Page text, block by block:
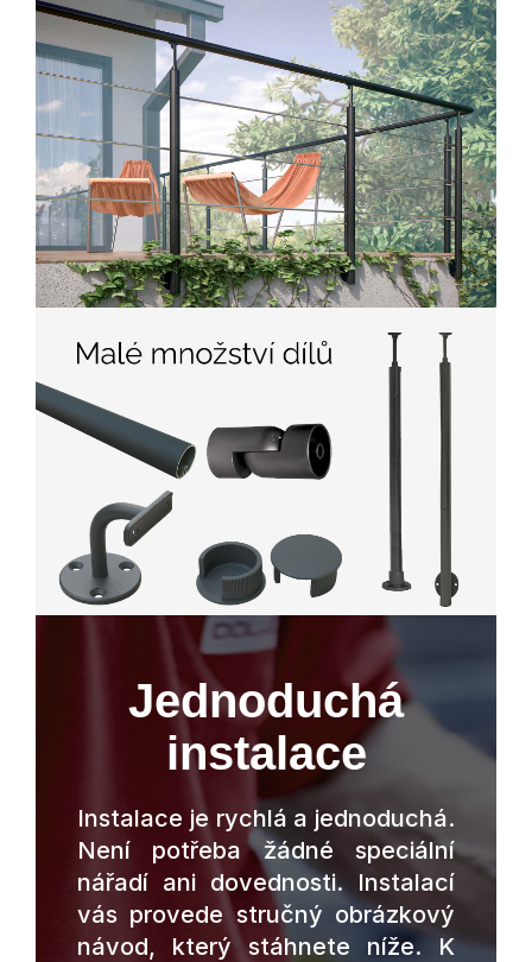
Jednoduchá
instalace
Instalace je rychlá a jednoduchá.
Není potřeba žádné speciální
nářadí ani dovednosti. Instalací
vás provede stručný obrázkový
návod, který stáhnete níže. K